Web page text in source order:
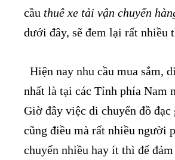
cầu thuê xe tải vận chuyển
dưới đây, sẽ đem lại rất nhiều
Hiện nay nhu cầu mua sắm,
nhất là tại các Tỉnh phía Nam
Giờ đây việc di chuyển đồ
cũng điều mà rất nhiều người
chuyển nhiều hay ít thì để